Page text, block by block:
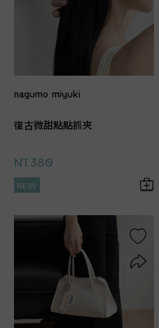
nagumo miyuki
復古微甜點點抓夾
NT.380
NEW